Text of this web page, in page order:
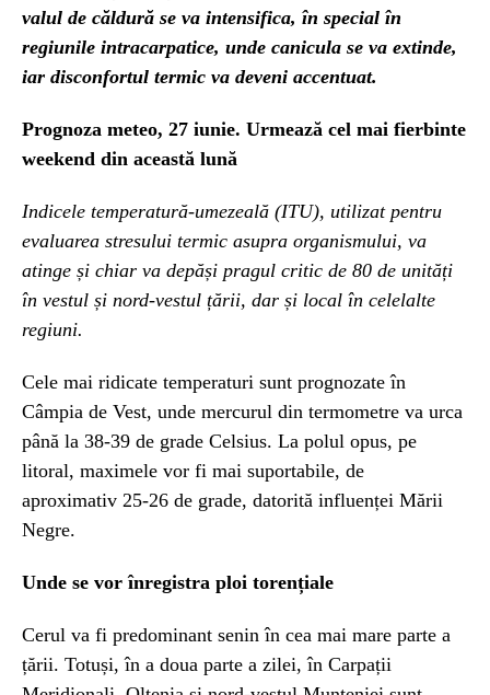
valul de căldură se va intensifica, în special în
regiunile intracarpatice, unde canicula se va extinde,
iar disconfortul termic va deveni accentuat.
Prognoza meteo, 27 iunie. Urmează cel mai fierbinte
weekend din această lună
Indicele temperatură-umezeală (ITU), utilizat pentru
evaluarea stresului termic asupra organismului, va
atinge și chiar va depăși pragul critic de 80 de unități
în vestul și nord-vestul țării, dar și local în celelalte
regiuni.
Cele mai ridicate temperaturi sunt prognozate în
Câmpia de Vest, unde mercurul din termometre va urca
până la 38-39 de grade Celsius. La polul opus, pe
litoral, maximele vor fi mai suportabile, de
aproximativ 25-26 de grade, datorită influenței Mării
Negre.
Unde se vor înregistra ploi torențiale
Cerul va fi predominant senin în cea mai mare parte a
țării. Totuși, în a doua parte a zilei, în Carpații